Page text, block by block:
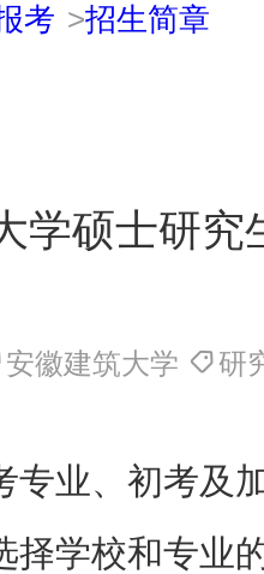
考 >招生简章
学硕士研究
安徽建筑大学 研
专业、初考及
择学校和专业